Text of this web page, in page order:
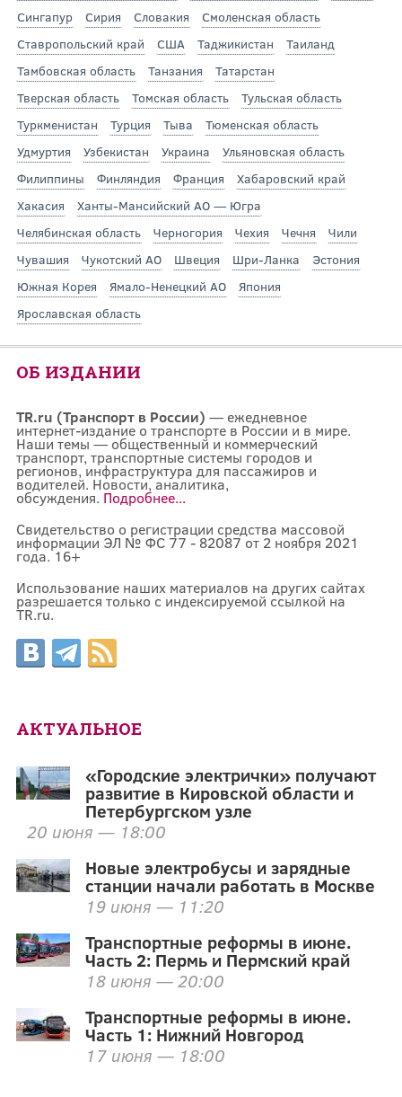
Сингапур
Сирия Словакия
Смоленская область
Ставропольский край
США Таджикистан
Таиланд
Тамбовская область
Танзания
Татарстан
Тверская область
Томская область
Тульская область
Туркменистан
Турция Тыва
Тюменская область
Удмуртия
Узбекистан Украина
Ульяновская область
Филиппины
Финляндия Франция
Хабаровский край
Хакасия
Ханты-Мансийский АО — Югра
Челябинская область
Черногория Чехия Чечня
Чили
Чувашия
Чукотский АО Швеция Шри-Ланка
Эстония
Южная Корея
Ямало-Ненецкий АО
Япония
Ярославская область
ОБ ИЗДАНИИ
TR.ru (Транспорт в России) — ежедневное
интернет-издание о транспорте в России и в мире.
Наши темы — общественный и коммерческий
транспорт, транспортные системы городов и
регионов, инфраструктура для пассажиров и
водителей. Новости, аналитика,
обсуждения. Подробнее...
Свидетельство о регистрации средства массовой
информации ЭЛ № ФС 77 - 82087 от 2 ноября 2021
года. 16+
Использование наших материалов на других сайтах
разрешается только с индексируемой ссылкой на
TR.ru.
АКТУАЛЬНОЕ
«Городские электрички» получают
развитие в Кировской области и
Петербургском узле
20 июня — 18:00
Новые электробусы и зарядные
станции начали работать в Москве
19 июня — 11:20
Транспортные реформы в июне.
Часть 2: Пермь и Пермский край
18 июня — 20:00
Транспортные реформы в июне.
Часть 1: Нижний Новгород
17 июня — 18:00